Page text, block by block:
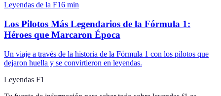
Leyendas de la F16 min
Los Pilotos Más Legendarios de la Fórmula 1:
Héroes que Marcaron Época
Un viaje a través de la historia de la Fórmula 1 con los pilotos que
dejaron huella y se convirtieron en leyendas.
Leyendas F1